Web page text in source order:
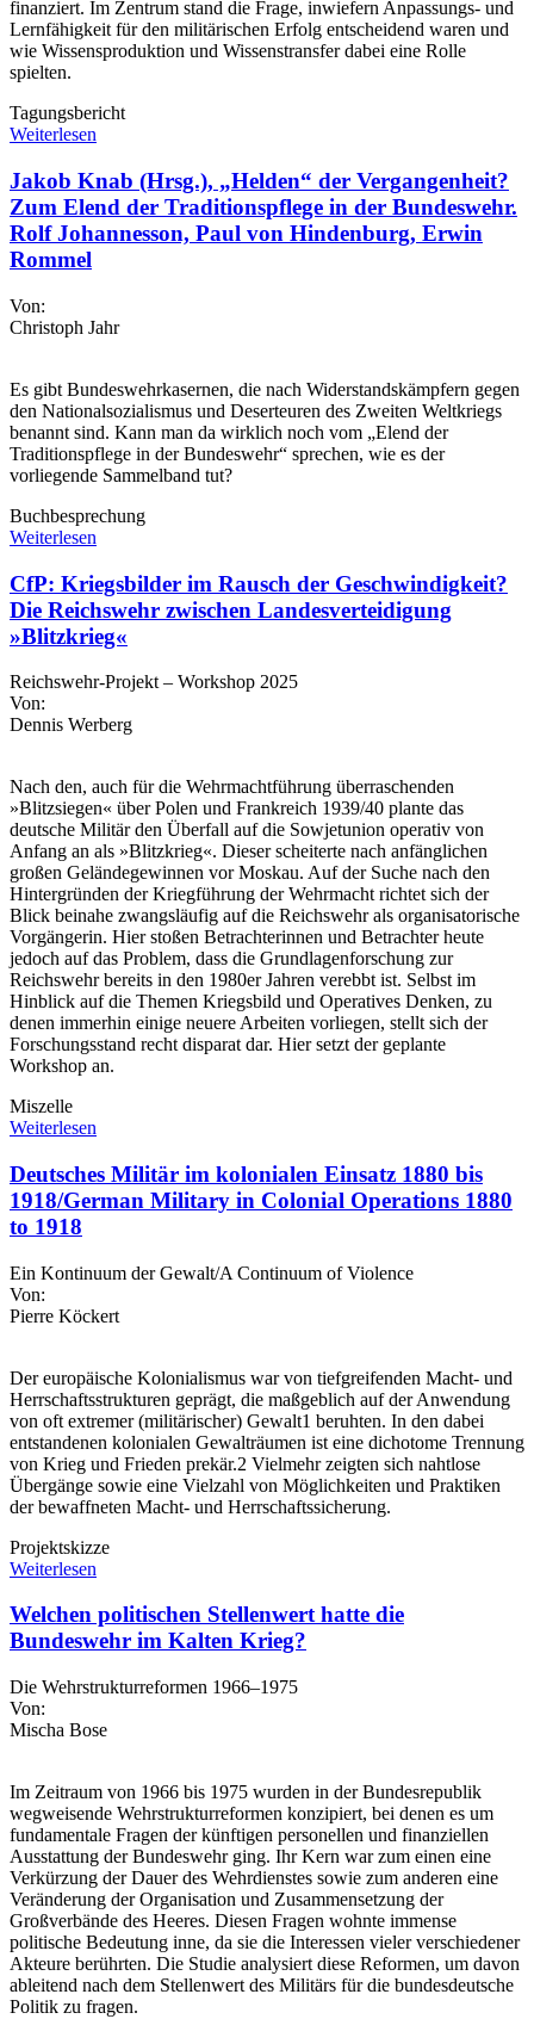
finanziert. Im Zentrum stand die Frage, inwiefern Anpassungs- und
Lernfähigkeit für den militärischen Erfolg entscheidend waren und
wie Wissensproduktion und Wissenstransfer dabei eine Rolle
spielten.
Tagungsbericht
Weiterlesen
Jakob Knab (Hrsg.), „Helden“ der Vergangenheit?
Zum Elend der Traditionspflege in der Bundeswehr.
Rolf Johannesson, Paul von Hindenburg, Erwin
Rommel
Von:
Christoph Jahr
Es gibt Bundeswehrkasernen, die nach Widerstandskämpfern gegen
den Nationalsozialismus und Deserteuren des Zweiten Weltkriegs
benannt sind. Kann man da wirklich noch vom „Elend der
Traditionspflege in der Bundeswehr“ sprechen, wie es der
vorliegende Sammelband tut?
Buchbesprechung
Weiterlesen
CfP: Kriegsbilder im Rausch der Geschwindigkeit?
Die Reichswehr zwischen Landesverteidigung
»Blitzkrieg«
Reichswehr-Projekt – Workshop 2025
Von:
Dennis Werberg
Nach den, auch für die Wehrmachtführung überraschenden
»Blitzsiegen« über Polen und Frankreich 1939/40 plante das
deutsche Militär den Überfall auf die Sowjetunion operativ von
Anfang an als »Blitzkrieg«. Dieser scheiterte nach anfänglichen
großen Geländegewinnen vor Moskau. Auf der Suche nach den
Hintergründen der Kriegführung der Wehrmacht richtet sich der
Blick beinahe zwangsläufig auf die Reichswehr als organisatorische
Vorgängerin. Hier stoßen Betrachterinnen und Betrachter heute
jedoch auf das Problem, dass die Grundlagenforschung zur
Reichswehr bereits in den 1980er Jahren verebbt ist. Selbst im
Hinblick auf die Themen Kriegsbild und Operatives Denken, zu
denen immerhin einige neuere Arbeiten vorliegen, stellt sich der
Forschungsstand recht disparat dar. Hier setzt der geplante
Workshop an.
Miszelle
Weiterlesen
Deutsches Militär im kolonialen Einsatz 1880 bis
1918/German Military in Colonial Operations 1880
to 1918
Ein Kontinuum der Gewalt/A Continuum of Violence
Von:
Pierre Köckert
Der europäische Kolonialismus war von tiefgreifenden Macht- und
Herrschaftsstrukturen geprägt, die maßgeblich auf der Anwendung
von oft extremer (militärischer) Gewalt1 beruhten. In den dabei
entstandenen kolonialen Gewalträumen ist eine dichotome Trennung
von Krieg und Frieden prekär.2 Vielmehr zeigten sich nahtlose
Übergänge sowie eine Vielzahl von Möglichkeiten und Praktiken
der bewaffneten Macht- und Herrschaftssicherung.
Projektskizze
Weiterlesen
Welchen politischen Stellenwert hatte die
Bundeswehr im Kalten Krieg?
Die Wehrstrukturreformen 1966–1975
Von:
Mischa Bose
Im Zeitraum von 1966 bis 1975 wurden in der Bundesrepublik
wegweisende Wehrstrukturreformen konzipiert, bei denen es um
fundamentale Fragen der künftigen personellen und finanziellen
Ausstattung der Bundeswehr ging. Ihr Kern war zum einen eine
Verkürzung der Dauer des Wehrdienstes sowie zum anderen eine
Veränderung der Organisation und Zusammensetzung der
Großverbände des Heeres. Diesen Fragen wohnte immense
politische Bedeutung inne, da sie die Interessen vieler verschiedener
Akteure berührten. Die Studie analysiert diese Reformen, um davon
ableitend nach dem Stellenwert des Militärs für die bundesdeutsche
Politik zu fragen.